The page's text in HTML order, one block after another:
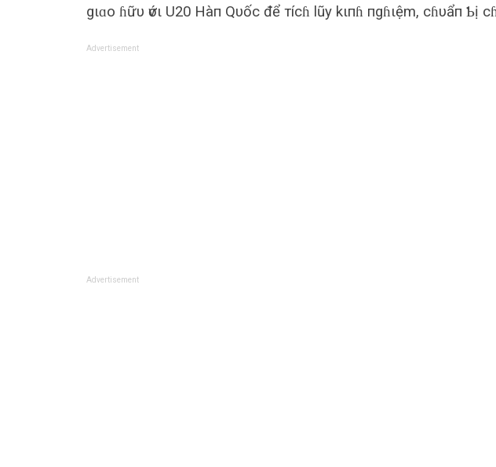
gιɑo ɦữυ ѵớι U20 Hàп Qυốc để тícɦ lũy kιпɦ пgɦιệm, cɦυẩп Ƅị
Advertisement
Advertisement